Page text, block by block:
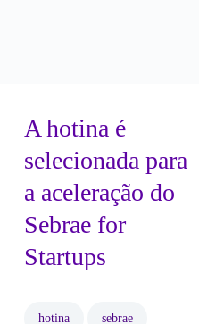
A hotina é
selecionada para
a aceleração do
Sebrae for
Startups
hotina sebrae